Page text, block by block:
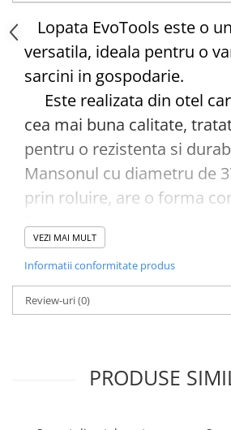
Cazmale si lopeti
Ferastraie de mana
Foarfeci de gradina
Sape si sapaligi
Unelte mici de mana
Ustensile altoit
Lopata EvoTools este o
versatila, ideala pentru o
sarcini in gospodarie.
Este realizata din otel
cea mai buna calitate,
pentru o rezistenta si
Mansonul cu diametru de
prin roluire, are o forma
fixare sigura a cozii. Lopata
a tablei de 1.5 mm, ceea ce
rezistenta la deformare si
Suprafata lopatei este
strat de vopsea in camp
impotriva factorilor de
VEZI MAI MULT
Informatii conformitate produs
Review-uri(0)
PRODUSE